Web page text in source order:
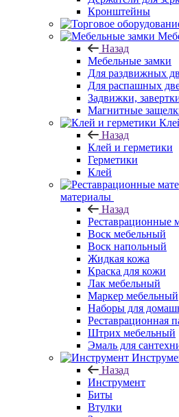
Кронштейны
Назад
Мебельные замки
Для раздвижных
Для распашных
Задвижки,
Магнитные
Назад
Клей и герметики
Герметики
Клей
материалы
Назад
Реставрационные
Воск мебельный
Воск напольный
Жидкая кожа
Краска для кожи
Лак мебельный
Маркер мебельный
Наборы для
Реставрационная
Штрих мебельный
Эмаль для
Назад
Инструмент
Биты
Втулки